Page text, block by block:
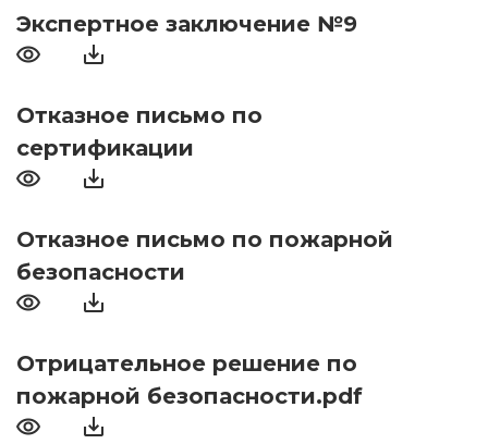
Экспертное заключение №9
Отказное письмо по
сертификации
Отказное письмо по пожарной
безопасности
Отрицательное решение по
пожарной безопасности.pdf